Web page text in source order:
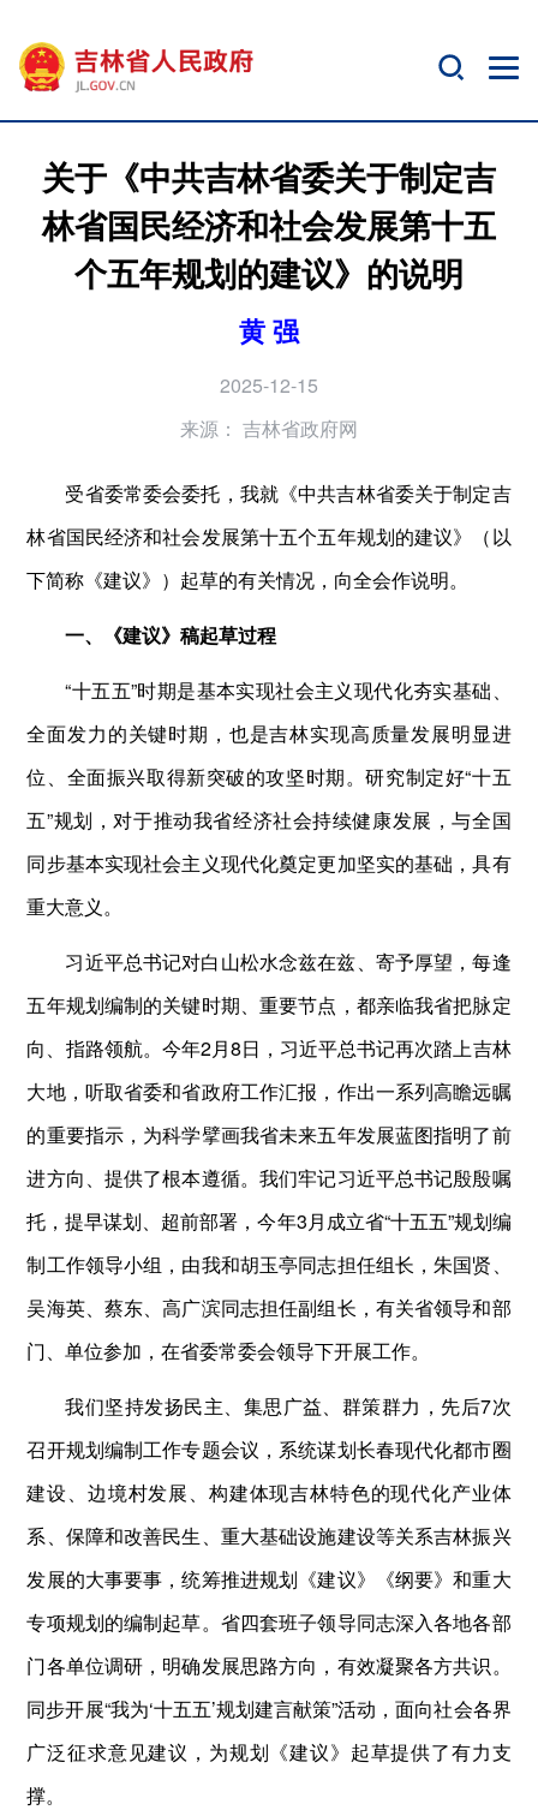
关于《中共吉林省委关于制定吉
林省国民经济和社会发展第十五
个五年规划的建议》的说明
黄 强
2025-12-15
来源： 吉林省政府网
受省委常委会委托，我就《中共吉林省委关于制定吉
林省国民经济和社会发展第十五个五年规划的建议》（以
下简称《建议》）起草的有关情况，向全会作说明。
一、《建议》稿起草过程
“十五五”时期是基本实现社会主义现代化夯实基础、
全面发力的关键时期，也是吉林实现高质量发展明显进
位、全面振兴取得新突破的攻坚时期。研究制定好“十五
五”规划，对于推动我省经济社会持续健康发展，与全国
同步基本实现社会主义现代化奠定更加坚实的基础，具有
重大意义。
习近平总书记对白山松水念兹在兹、寄予厚望，每逢
五年规划编制的关键时期、重要节点，都亲临我省把脉定
向、指路领航。今年2月8日，习近平总书记再次踏上吉林
大地，听取省委和省政府工作汇报，作出一系列高瞻远瞩
的重要指示，为科学擘画我省未来五年发展蓝图指明了前
进方向、提供了根本遵循。我们牢记习近平总书记殷殷嘱
托，提早谋划、超前部署，今年3月成立省“十五五”规划编
制工作领导小组，由我和胡玉亭同志担任组长，朱国贤、
吴海英、蔡东、高广滨同志担任副组长，有关省领导和部
门、单位参加，在省委常委会领导下开展工作。
我们坚持发扬民主、集思广益、群策群力，先后7次
召开规划编制工作专题会议，系统谋划长春现代化都市圈
建设、边境村发展、构建体现吉林特色的现代化产业体
系、保障和改善民生、重大基础设施建设等关系吉林振兴
发展的大事要事，统筹推进规划《建议》《纲要》和重大
专项规划的编制起草。省四套班子领导同志深入各地各部
门各单位调研，明确发展思路方向，有效凝聚各方共识。
同步开展“我为‘十五五’规划建言献策”活动，面向社会各界
广泛征求意见建议，为规划《建议》起草提供了有力支
撑。